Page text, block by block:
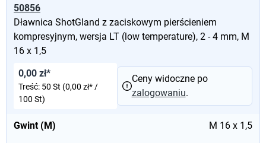
50856
Dławnica ShotGland z zaciskowym pierścieniem
kompresyjnym, wersja LT (low temperature), 2 - 4 mm, M
16 x 1,5
Gwint (M) M 16 x 1,5
0,00 zł*
Treść: 50 St (0,00 zł* /
100 St)
Ceny widoczne po
zalogowaniu.